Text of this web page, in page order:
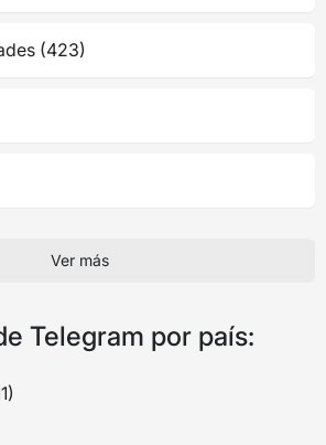
(423)
Ver más
Telegram por país: